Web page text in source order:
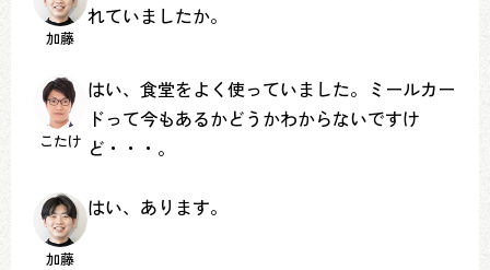
加藤
れていましたか。
こたけ
はい、食堂をよく使っていました。ミールカー
ドって今もあるかどうかわからないですけ
ど・・・。
加藤
はい、あります。